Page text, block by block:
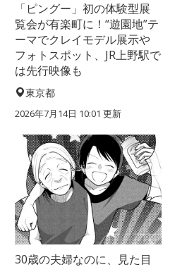
「ピングー」初の体験型展
覧会が有楽町に！“遊園地”テ
ーマでクレイモデル展示や
フォトスポット、JR上野駅で
は先行映像も
東京都
2026年7月14日 10:01 更新
30歳の夫婦なのに、見た目